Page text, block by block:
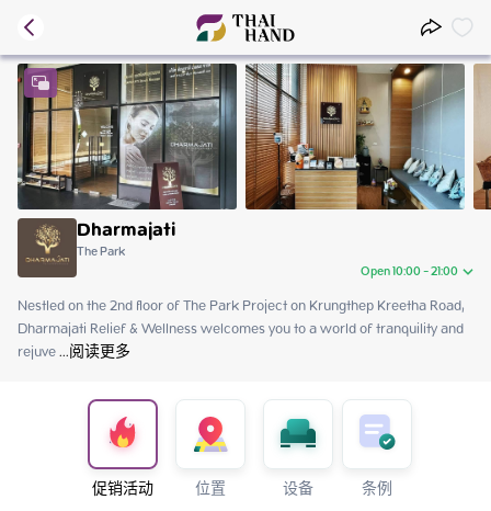
Dharmajati
The Park
Open 10:00 - 21:00
Saturday 10:00 - 21:00
Sunday 10:00 - 21:00
Monday
Wednesday 10:00 - 21:00
Nestled on the 2nd floor of The Park Project on Krungthep Kreetha Road,
Dharmajati Relief & Wellness welcomes you to a world of tranquility and
rejuve ...阅读更多
促销活动 位置 设备 条例